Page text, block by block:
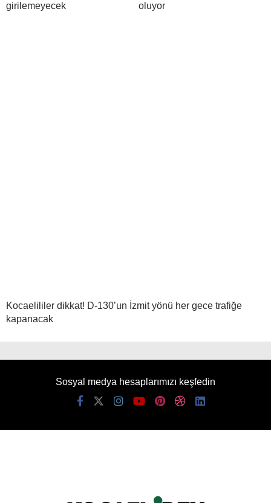
girilemeyecek
oluyor
Kocaelililer dikkat! D-130’un İzmit yönü her gece trafiğe
kapanacak
Sosyal medya hesaplarımızı keşfedin